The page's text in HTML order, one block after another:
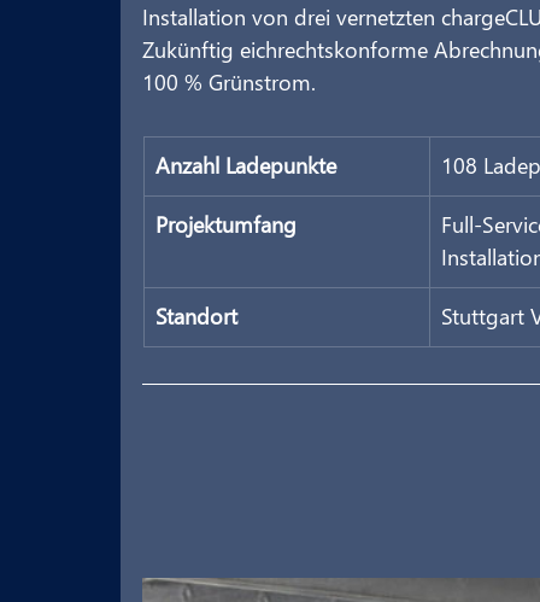
Installation von drei vernetzten
Zukünftig eichrechtskonforme
100 % Grünstrom.
Anzahl Ladepunkte
108
Projektumfang
Full-
Standort
Stuttgart